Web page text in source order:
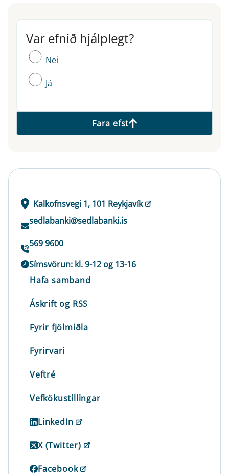
Var efnið hjálplegt?
Var efnið hjálplegt?
Nei
Já
Fara efst
Kalkofnsvegi 1, 101 Reykjavík
sedlabanki@sedlabanki.is
569 9600
Símsvörun: kl. 9-12 og 13-16
Hafa samband
Áskrift og RSS
Fyrir fjölmiðla
Fyrirvari
Veftré
Vefkökustillingar
LinkedIn
X (Twitter)
Facebook